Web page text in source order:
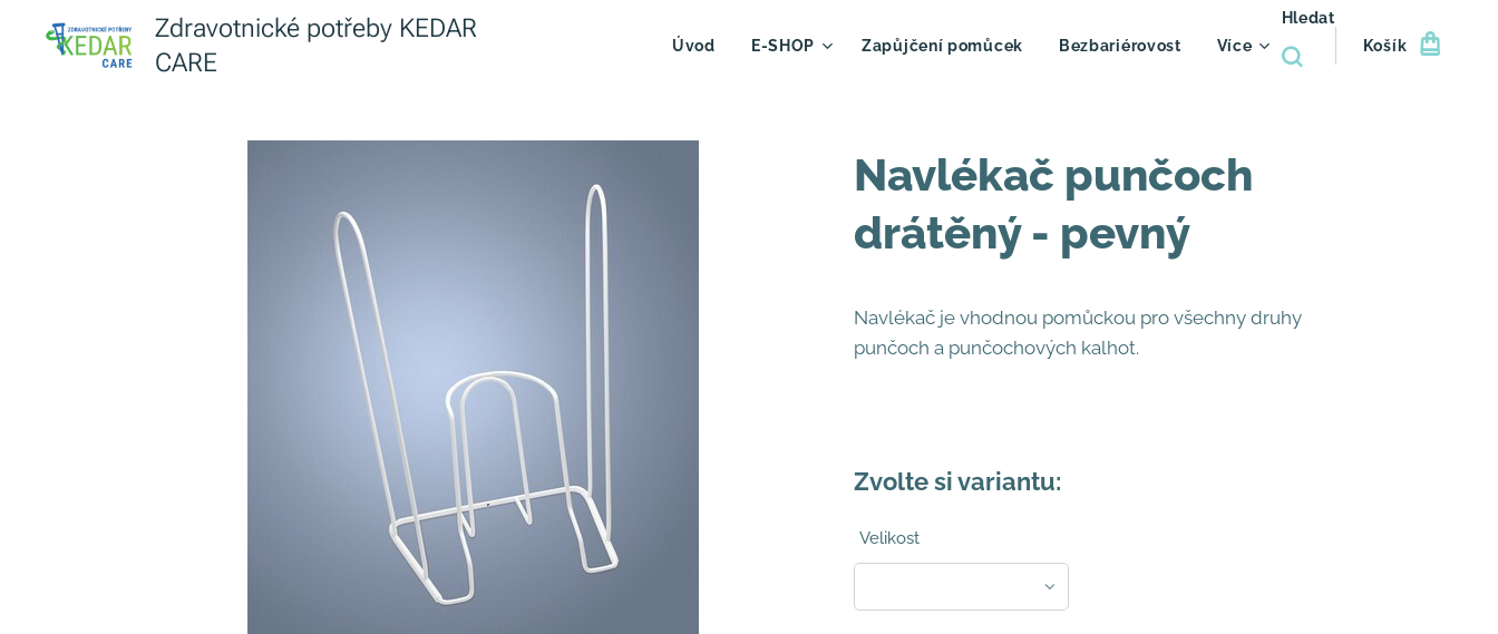
Zdravotnické potřeby KEDAR
CARE
Úvod E-SHOP Zapůjčení pomůcek Bezbariérovost Více
Hledat
Košík
Navlékač punčoch
drátěný - pevný
Navlékač je vhodnou pomůckou pro všechny druhy
punčoch a punčochových kalhot.
Zvolte si variantu:
Velikost